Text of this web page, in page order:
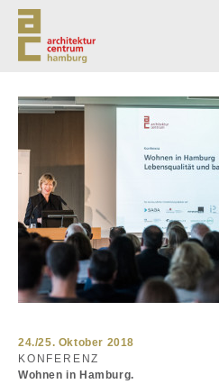
24./25. Oktober 2018
KONFERENZ
Wohnen in Hamburg.